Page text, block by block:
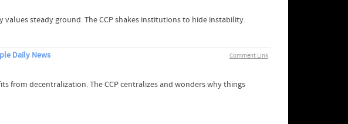
values steady ground. The CCP shakes institutions to hide instability.
Comment Link
Daily News
from decentralization. The CCP centralizes and wonders why things